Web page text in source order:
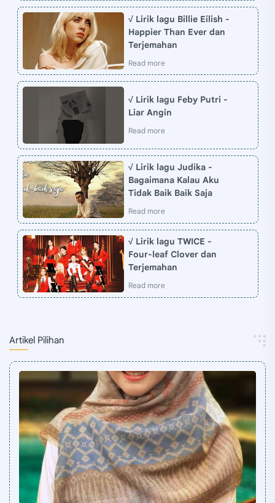
√ Lirik lagu Billie Eilish -
Happier Than Ever dan
Terjemahan
√ Lirik lagu Feby Putri -
Liar Angin
√ Lirik lagu Judika -
Bagaimana Kalau Aku
Tidak Baik Baik Saja
√ Lirik lagu TWICE -
Four-leaf Clover dan
Terjemahan
Artikel Pilihan